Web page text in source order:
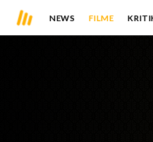
NEWS FILME